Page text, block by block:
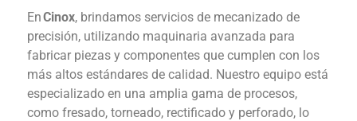
EnCinox, brindamos servicios de mecanizado de
precisión, utilizando maquinaria avanzada para
fabricar piezas y componentes que cumplen con los
más altos estándares de calidad. Nuestro equipo está
especializado en una amplia gama de procesos,
como fresado, torneado, rectificado y perforado, lo